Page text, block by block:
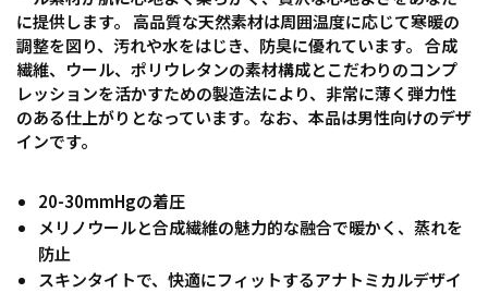
に提供します。 高品質な天然素材は周囲温度に応じて寒暖の
調整を図り、汚れや水をはじき、防臭に優れています。 合成
繊維、ウール、ポリウレタンの素材構成とこだわりのコンプ
レッションを活かすための製造法により、非常に薄く弾力性
のある仕上がりとなっています。なお、本品は男性向けのデザ
インです。
20-30mmHgの着圧
メリノウールと合成繊維の魅力的な融合で暖かく、蒸れを
防止
スキンタイトで、快適にフィットするアナトミカルデザイ